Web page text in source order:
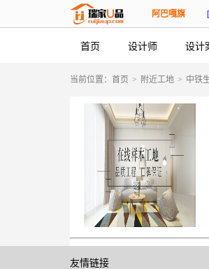
阿巴嘎旗
首页 设计师 设计
当前位置： 首页 > 附近工地 > 中铁
友情链接